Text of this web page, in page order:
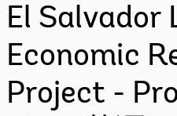
El Salvador
Economic
Project -